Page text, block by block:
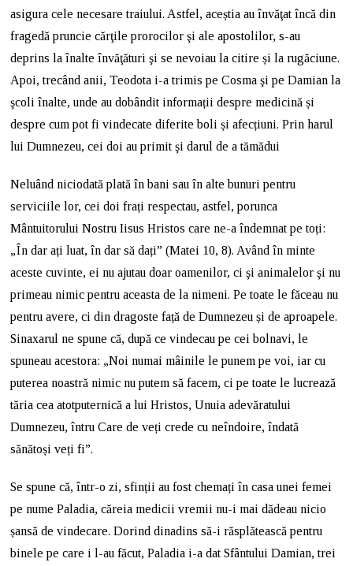
asigura cele necesare traiului. Astfel, aceștia au învăţat încă din
fragedă pruncie cărţile prorocilor şi ale apostolilor, s-au
deprins la înalte învăţături şi se nevoiau la citire și la rugăciune.
Apoi, trecând anii, Teodota i-a trimis pe Cosma şi pe Damian la
şcoli înalte, unde au dobândit informații despre medicină și
despre cum pot fi vindecate diferite boli și afecțiuni. Prin harul
lui Dumnezeu, cei doi au primit şi darul de a tămădui
Neluând niciodată plată în bani sau în alte bunuri pentru
serviciile lor, cei doi frați respectau, astfel, porunca
Mântuitorului Nostru Iisus Hristos care ne-a îndemnat pe toți:
„În dar ați luat, în dar să dați” (Matei 10, 8). Având în minte
aceste cuvinte, ei nu ajutau doar oamenilor, ci şi animalelor şi nu
primeau nimic pentru aceasta de la nimeni. Pe toate le făceau nu
pentru avere, ci din dragoste față de Dumnezeu și de aproapele.
Sinaxarul ne spune că, după ce vindecau pe cei bolnavi, le
spuneau acestora: „Noi numai mâinile le punem pe voi, iar cu
puterea noastră nimic nu putem să facem, ci pe toate le lucrează
tăria cea atotputernică a lui Hristos, Unuia adevăratului
Dumnezeu, întru Care de veți crede cu neîndoire, îndată
sănătoși veți fi”.
Se spune că, într-o zi, sfinții au fost chemați în casa unei femei
pe nume Paladia, căreia medicii vremii nu-i mai dădeau nicio
șansă de vindecare. Dorind dinadins să-i răsplătească pentru
binele pe care i l-au făcut, Paladia i-a dat Sfântului Damian, trei